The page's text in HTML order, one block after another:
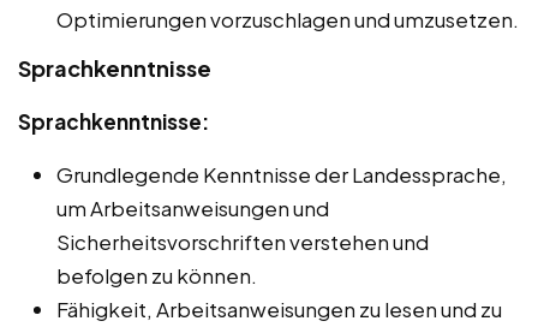
Optimierungen vorzuschlagen und umzusetzen.
Sprachkenntnisse
Sprachkenntnisse:
Grundlegende Kenntnisse der Landessprache,
um Arbeitsanweisungen und
Sicherheitsvorschriften verstehen und
befolgen zu können.
Fähigkeit, Arbeitsanweisungen zu lesen und zu